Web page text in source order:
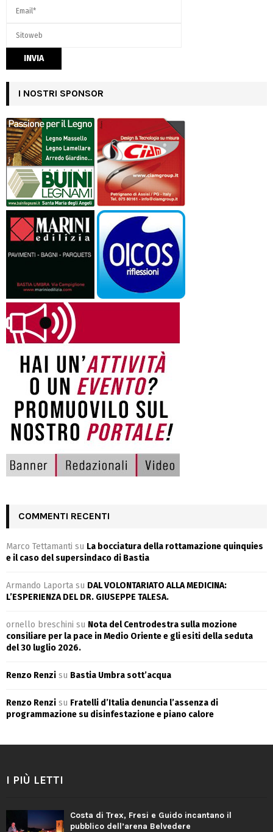
I NOSTRI SPONSOR
COMMENTI RECENTI
Marco Tettamanti su La bocciatura della rottamazione quinquies
e il caso del supersindaco di Bastia
Armando Laporta su DAL VOLONTARIATO ALLA MEDICINA:
L’ESPERIENZA DEL DR. GIUSEPPE TALESA.
ornello breschini su Nota del Centrodestra sulla mozione
consiliare per la pace in Medio Oriente e gli esiti della seduta
del 30 luglio 2026.
Renzo Renzi su Bastia Umbra sott’acqua
Renzo Renzi su Fratelli d’Italia denuncia l’assenza di
programmazione su disinfestazione e piano calore
I PIÙ LETTI
Costa di Trex, Fresi e Guido incantano il
pubblico dell’arena Belvedere